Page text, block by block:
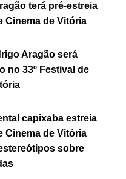
terá pré-estreia
Cinema de Vitória
Aragão será
no 33º Festival de
capixaba estreia
Cinema de Vitória
sobre